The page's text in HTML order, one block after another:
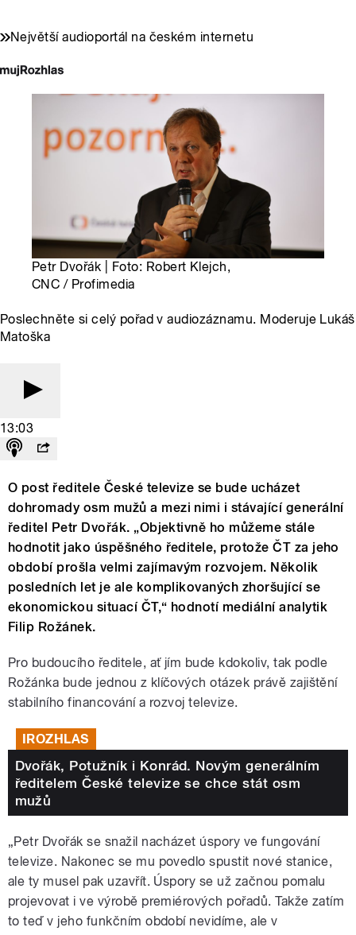
Největší audioportál na českém internetu
Petr Dvořák | Foto: Robert Klejch,
CNC / Profimedia
Poslechněte si celý pořad v audiozáznamu. Moderuje Lukáš
Matoška
13:03
O post ředitele České televize se bude ucházet
dohromady osm mužů a mezi nimi i stávající generální
ředitel Petr Dvořák. „Objektivně ho můžeme stále
hodnotit jako úspěšného ředitele, protože ČT za jeho
období prošla velmi zajímavým rozvojem. Několik
posledních let je ale komplikovaných zhoršující se
ekonomickou situací ČT,“ hodnotí mediální analytik
Filip Rožánek.
Pro budoucího ředitele, ať jím bude kdokoliv, tak podle
Rožánka bude jednou z klíčových otázek právě zajištění
stabilního financování a rozvoj televize.
IROZHLAS
Dvořák, Potužník i Konrád. Novým generálním
ředitelem České televize se chce stát osm
mužů
„Petr Dvořák se snažil nacházet úspory ve fungování
televize. Nakonec se mu povedlo spustit nové stanice,
ale ty musel pak uzavřít. Úspory se už začnou pomalu
projevovat i ve výrobě premiérových pořadů. Takže zatím
to teď v jeho funkčním období nevidíme, ale v